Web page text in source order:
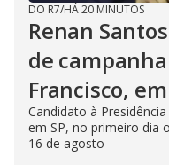
DO R7/HÁ 20 MINUTOS
Renan
de
Francisco, em
Candidato à
em SP, no primeiro dia
16 de agosto